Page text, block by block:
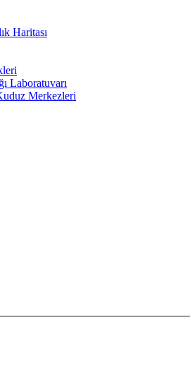
Haritası
Laboratuvarı
Merkezleri